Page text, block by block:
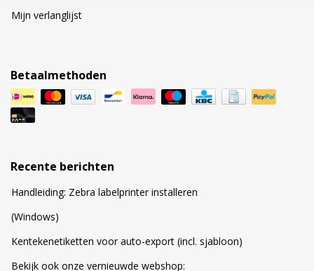
Mijn verlanglijst
Betaalmethoden
Recente berichten
Handleiding: Zebra labelprinter installeren
(Windows)
Kentekenetiketten voor auto-export (incl. sjabloon)
Bekijk ook onze vernieuwde webshop: